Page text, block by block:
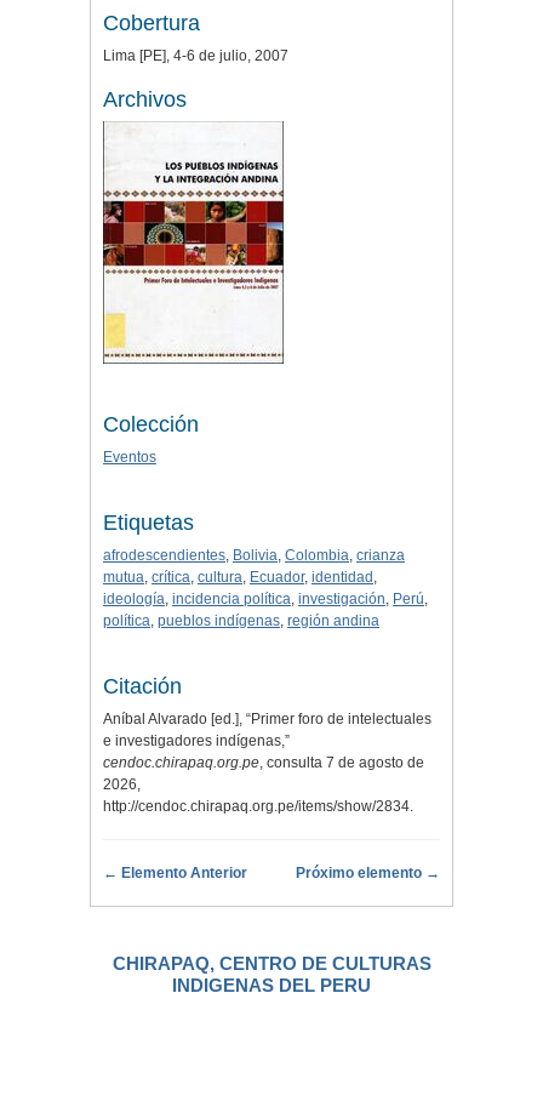
Cobertura
Lima [PE], 4-6 de julio, 2007
Archivos
Colección
Eventos
Etiquetas
afrodescendientes, Bolivia, Colombia, crianza
mutua, crítica, cultura, Ecuador, identidad ,
ideología, incidencia política, investigación, Perú,
política, pueblos indígenas, región andina
Citación
Aníbal Alvarado [ed.], “Primer foro de intelectuales
e investigadores indígenas,”
cendoc.chirapaq.org.pe, consulta 7 de agosto de
2026,
http://cendoc.chirapaq.org.pe/items/show/2834.
← Elemento Anterior Próximo elemento →
CHIRAPAQ, CENTRO DE CULTURAS
INDIGENAS DEL PERU